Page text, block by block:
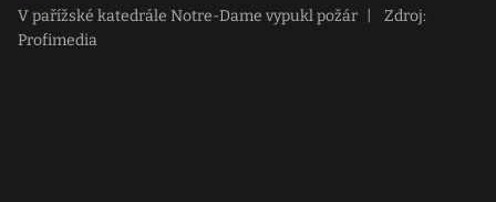
V pařížské katedrále Notre-Dame vypukl požár
Zdroj:
Profimedia